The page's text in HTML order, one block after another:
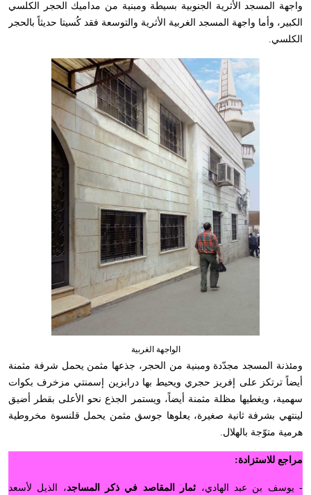
واجهة المسجد الأثرية الجنوبية بسيطة ومبنية من مداميك الحجر الكلسي
الكبير، وأما واجهة المسجد الغربية الأثرية والتوسعة فقد كُسيتا حديثاً بالحجر
الكلسي.
الواجهة الغربية
ومئذنة المسجد مجدّدة ومبنية من الحجر، جذعها مثمن يحمل شرفة مثمنة
أيضاً ترتكز على إفريز حجري ويحيط بها درابزين إسمنتي مزخرف بكوات
سهمية، ويغطيها مظلة مثمنة أيضاً، ويستمر الجذع نحو الأعلى بقطر أضيق
لينتهي بشرفة ثانية صغيرة، يعلوها جوسق مثمن يحمل قلنسوة مخروطية
هرمية متوّجة بالهلال.
مراجع للاستزادة:
- يوسف بن عبد الهادي، ثمار المقاصد في ذكر المساجد، الذيل لأسعد